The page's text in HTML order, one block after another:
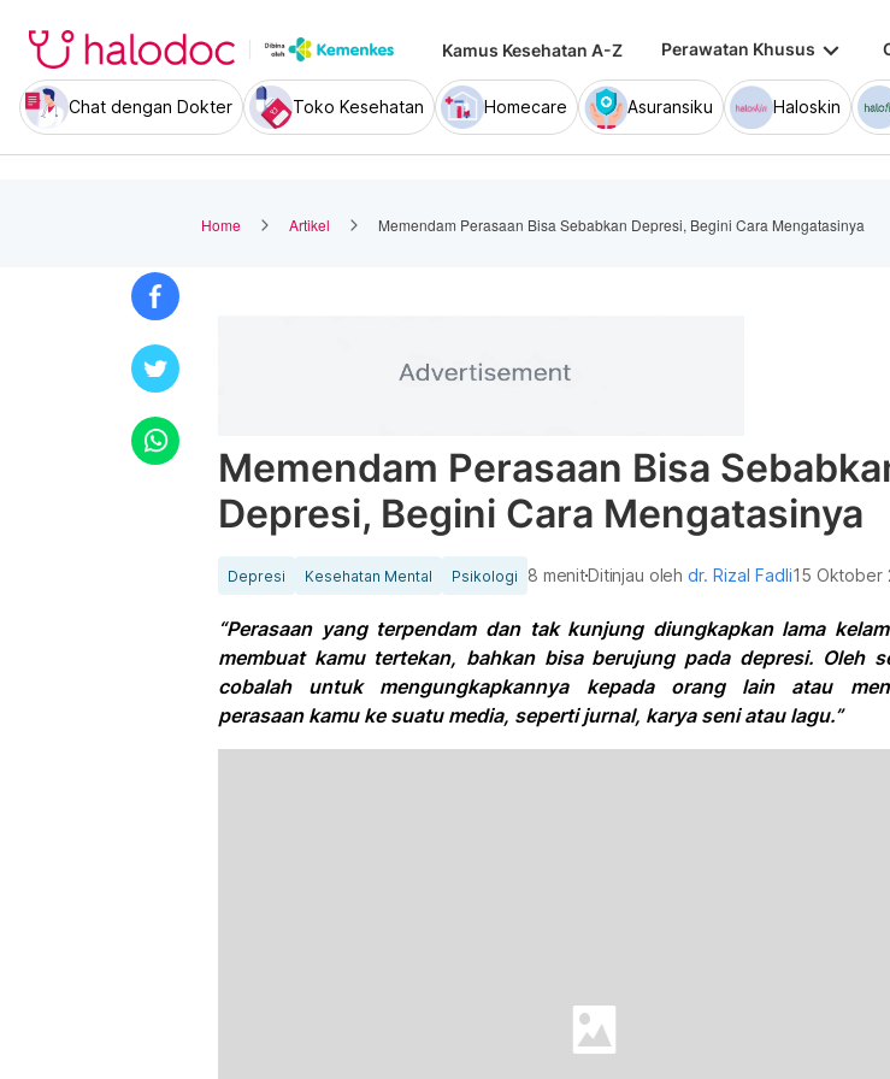
Kamus Kesehatan A-Z Perawatan Khusus keyboard_arrow_down
Chat dengan Dokter Toko Kesehatan Homecare Asuransiku Haloskin
Home Artikel Memendam Perasaan Bisa Sebabkan Depresi, Begini Cara Mengatasinya
Memendam Perasaan Bisa
Depresi, Begini Cara Mengatasinya
Depresi Kesehatan Mental Psikologi 8 menitDitinjau olehdr. Rizal Fadli15 Oktober
“Perasaan yang terpendam dan tak kunjung diungkapkan lama
membuat kamu tertekan, bahkan bisa berujung pada depresi. Oleh
cobalah untuk mengungkapkannya kepada orang lain atau
perasaan kamu ke suatu media, seperti jurnal, karya seni atau lagu.”